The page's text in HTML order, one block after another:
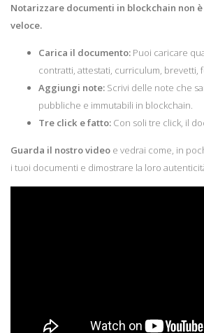
Notarizzare documenti in blockchain non
veloce.
Carica il documento: Puoi caricare
contratti, attestati, curriculum, brevetti,
Aggiungi note: Scrivi delle note che
pubbliche e immutabili in blockchain.
Tre click e fatto: Con soli tre click, il
Guarda il nostro video e vedrai come, in
i tuoi documenti e dimostrare la loro